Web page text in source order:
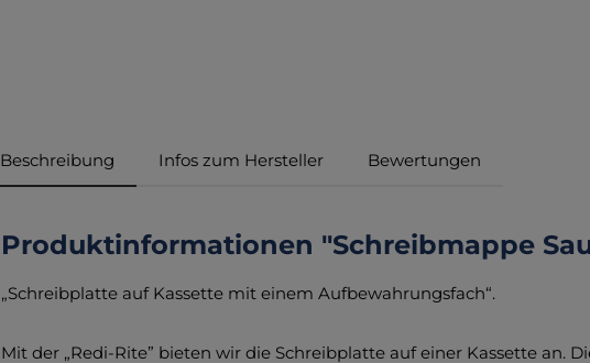
Beschreibung Infos zum Hersteller Bewertungen
Produktinformationen "Schreibmappe
„Schreibplatte auf Kassette mit einem Aufbewahrungsfach“.
Mit der „Redi-Rite” bieten wir die Schreibplatte auf einer Kassette an.